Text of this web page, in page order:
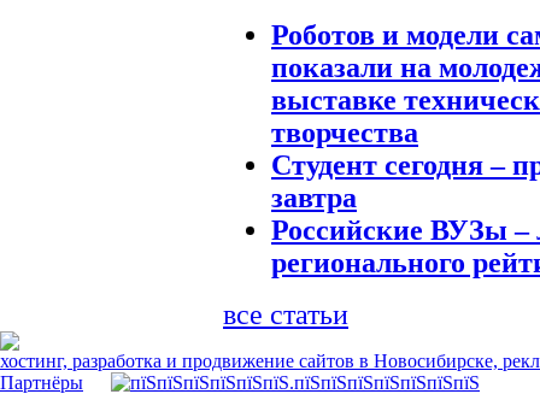
Роботов и модели
показали на
выставке
творчества
Студент сегодня –
завтра
Российские ВУЗы –
регионального
все статьи
хостинг, разработка и продвижение сайтов в Новосибирске,
Партнёры